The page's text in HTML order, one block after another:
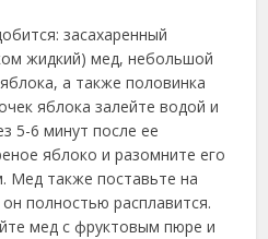
засахаренный
жидкий) мед, небольшой
а также половинка
яблока залейте водой и
5-6 минут после ее
яблоко и разомните его
Мед также поставьте на
полностью расплавится.
мед с фруктовым пюре и